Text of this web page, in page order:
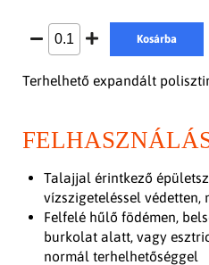
Kosárba
Terhelhető expandált
Talajjal érintkező
vízszigeteléssel
Felfelé hűlő födémen,
burkolat alatt, vagy
normál terhelhetőséggel